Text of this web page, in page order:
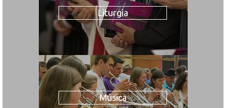
Liturgia
Música